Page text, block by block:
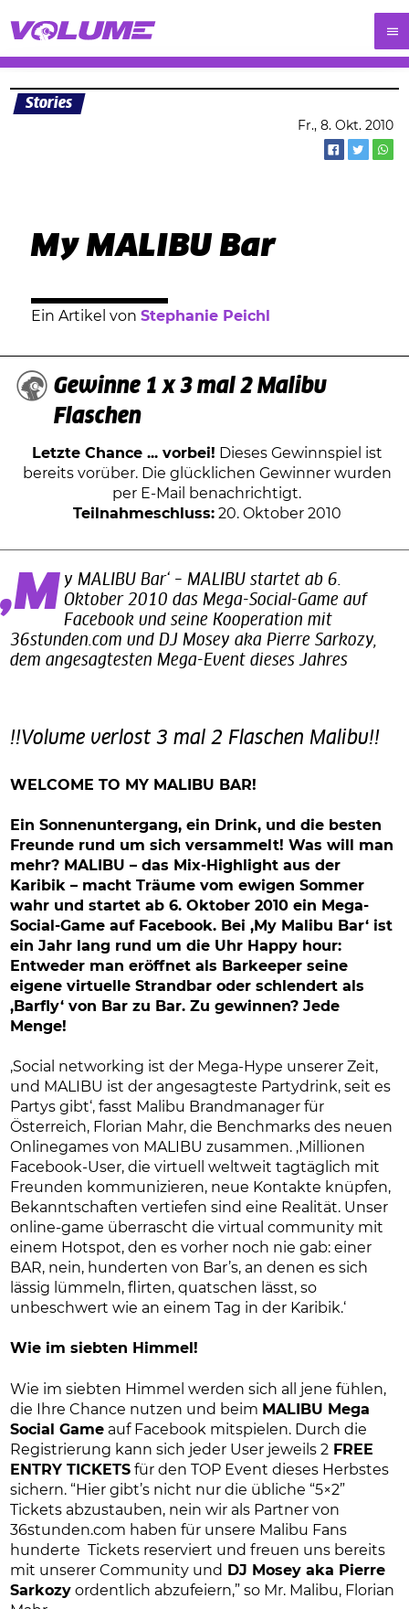
Stories
Fr., 8. Okt. 2010
My MALIBU Bar
Ein Artikel von Stephanie Peichl
Gewinne 1 x 3 mal 2 Malibu
Flaschen
Letzte Chance ... vorbei! Dieses Gewinnspiel ist
bereits vorüber. Die glücklichen Gewinner wurden
per E-Mail benachrichtigt.
Teilnahmeschluss:20. Oktober 2010
‚My MALIBU Bar‘ – MALIBU startet ab 6. Oktober 2010 das Mega-Social-Game auf
Facebook und seine Kooperation mit
36stunden.com und DJ Mosey aka Pierre Sarkozy,
dem angesagtesten Mega-Event dieses Jahres
!!Volume verlost 3 mal 2 Flaschen Malibu!!
WELCOME TO MY MALIBU BAR!
Ein Sonnenuntergang, ein Drink, und die besten
Freunde rund um sich versammelt! Was will man
mehr? MALIBU – das Mix-Highlight aus der
Karibik – macht Träume vom ewigen Sommer
wahr und startet ab 6. Oktober 2010 ein Mega-
Social-Game auf Facebook. Bei ‚My Malibu Bar‘ ist
ein Jahr lang rund um die Uhr Happy hour:
Entweder man eröffnet als Barkeeper seine
eigene virtuelle Strandbar oder schlendert als
‚Barfly‘ von Bar zu Bar. Zu gewinnen? Jede
Menge!
‚Social networking ist der Mega-Hype unserer Zeit,
und MALIBU ist der angesagteste Partydrink, seit es
Partys gibt‘, fasst Malibu Brandmanager für
Österreich, Florian Mahr, die Benchmarks des neuen
Onlinegames von MALIBU zusammen. ‚Millionen
Facebook-User, die virtuell weltweit tagtäglich mit
Freunden kommunizieren, neue Kontakte knüpfen,
Bekanntschaften vertiefen sind eine Realität. Unser
online-game überrascht die virtual community mit
einem Hotspot, den es vorher noch nie gab: einer
BAR, nein, hunderten von Bar’s, an denen es sich
lässig lümmeln, flirten, quatschen lässt, so
unbeschwert wie an einem Tag in der Karibik.‘
Wie im siebten Himmel!
Wie im siebten Himmel werden sich all jene fühlen,
die Ihre Chance nutzen und beim MALIBU Mega
Social Game auf Facebook mitspielen. Durch die
Registrierung kann sich jeder User jeweils 2 FREE
ENTRY TICKETS für den TOP Event dieses Herbstes
sichern. “Hier gibt’s nicht nur die übliche “5×2”
Tickets abzustauben, nein wir als Partner von
36stunden.com haben für unsere Malibu Fans
hunderte Tickets reserviert und freuen uns bereits
mit unserer Community und
DJ Mosey aka Pierre
Sarkozy ordentlich abzufeiern,” so Mr. Malibu, Florian